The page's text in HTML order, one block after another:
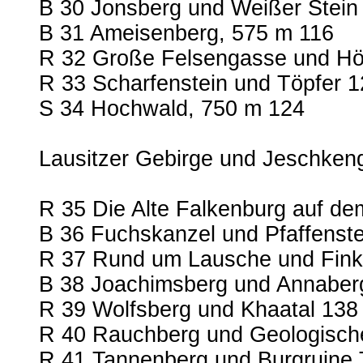
B 30 Jonsberg und Weißer Stein
B 31 Ameisenberg, 575 m 116
R 32 Große Felsengasse und
R 33 Scharfenstein und Töpfer
S 34 Hochwald, 750 m 124
Lausitzer Gebirge und
R 35 Die Alte Falkenburg auf
B 36 Fuchskanzel und
R 37 Rund um Lausche und
B 38 Joachimsberg und
R 39 Wolfsberg und Khaatal 138
R 40 Rauchberg und